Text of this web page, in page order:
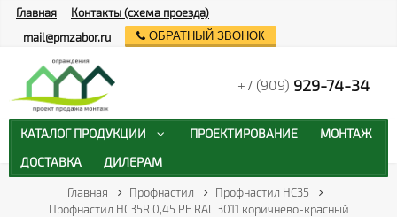
Главная Профнастил
Профнастил НС35
Профнастил HC35R 0,45 PE RAL 3011 коричнево-красный
Главная
Контакты (схема проезда)
mail@pmzabor.ru
ОБРАТНЫЙ ЗВОНОК
+7 (909) 929-74-34
КАТАЛОГ ПРОДУКЦИИ ПРОЕКТИРОВАНИЕ
МОНТАЖ
ДОСТАВКА
ДИЛЕРАМ